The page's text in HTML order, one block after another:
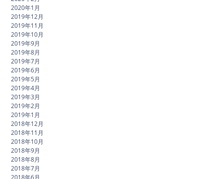
2020年1月
2019年12月
2019年11月
2019年10月
2019年9月
2019年8月
2019年7月
2019年6月
2019年5月
2019年4月
2019年3月
2019年2月
2019年1月
2018年12月
2018年11月
2018年10月
2018年9月
2018年8月
2018年7月
2018年6月